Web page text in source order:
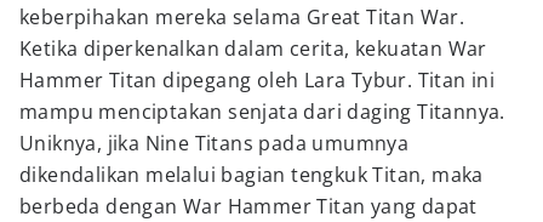
keberpihakan mereka selama Great Titan War.
Ketika diperkenalkan dalam cerita, kekuatan War
Hammer Titan dipegang oleh Lara Tybur. Titan ini
mampu menciptakan senjata dari daging Titannya.
Uniknya, jika Nine Titans pada umumnya
dikendalikan melalui bagian tengkuk Titan, maka
berbeda dengan War Hammer Titan yang dapat